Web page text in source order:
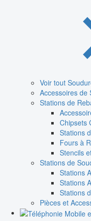
Voir tout
Accessoires de
Stations de
Chipsets
Stations
Fours à
Stencils
Stations de
Stations
Stations
Stations
Pièces et